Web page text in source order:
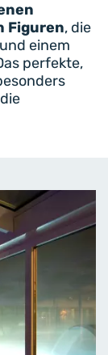
Figuren, die
einem
perfekte,